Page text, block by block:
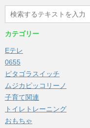
カテゴリー
Eテレ
0655
ピタゴラスイッチ
ムジカピッコリーノ
子育て関連
トイレトレーニング
おもちゃ